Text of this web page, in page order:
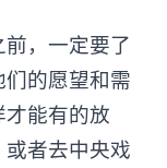
，一定要了
的愿望和需
能有的放
者去中央戏